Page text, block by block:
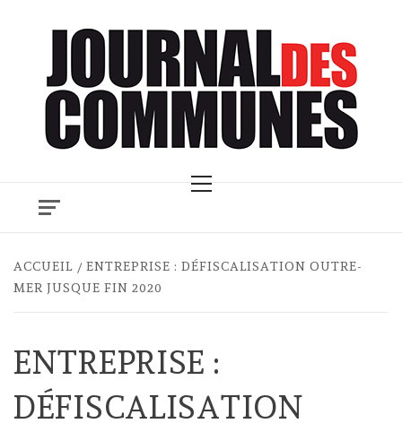
Menu
ACCUEIL
ENTREPRISE : DÉFISCALISATION OUTRE-
MER JUSQUE FIN 2020
ENTREPRISE :
DÉFISCALISATION